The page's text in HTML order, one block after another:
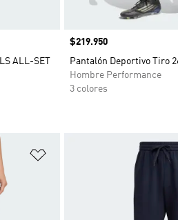
ALL-SET
Precio
$219.950
Pantalón Deportivo Tiro
Hombre Performance
3 colores
Añadir a la lista de deseos